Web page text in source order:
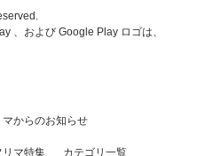
、および Google Play ロゴは、
からのお知らせ
リマ特集 カテゴリ一覧